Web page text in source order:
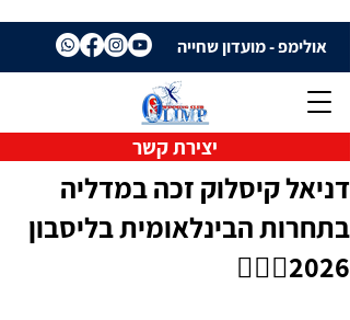
יצירת קשר
אולימפ - מועדון שחייה
דניאל קיסלוק זכה במדליה
בתחרות הבינלאומית בליסבון
2026🏊🏼‍♀️